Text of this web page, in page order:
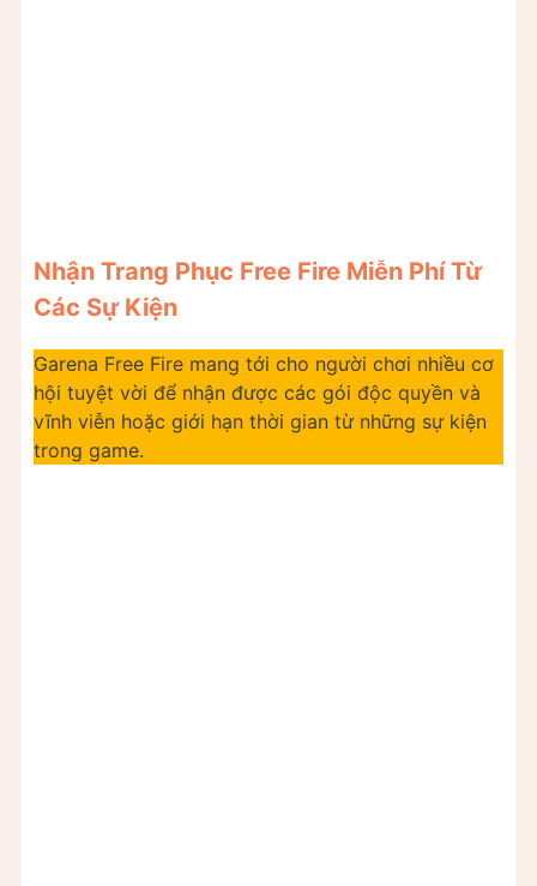
Nhận Trang Phục Free Fire Miễn Phí Từ
Các Sự Kiện
Garena Free Fire mang tới cho người chơi nhiều cơ
hội tuyệt vời để nhận được các gói độc quyền và
vĩnh viễn hoặc giới hạn thời gian từ những sự kiện
trong game.